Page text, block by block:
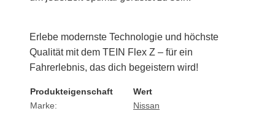
Erlebe modernste Technologie und höchste
Qualität mit dem TEIN Flex Z – für ein
Fahrerlebnis, das dich begeistern wird!
Produkteigenschaft
Wert
Marke:
Nissan